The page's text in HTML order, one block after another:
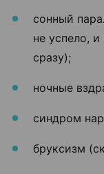
сонный
не успело,
сразу);
ночные
синдром
бруксизм